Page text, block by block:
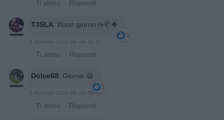
· Ti stimo · Rispondi
T3SLA: Buon giorno ☕🥐🍀
3
1 Febbraio 2022 alle ore 06:40
· Ti stimo · Rispondi
Dolce68: Giorno 😃
2
1 Febbraio 2022 alle ore 06:46
· Ti stimo · Rispondi